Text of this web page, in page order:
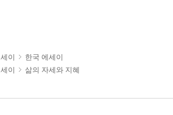
이
한국 에세이
이 삶의 자세와 지혜